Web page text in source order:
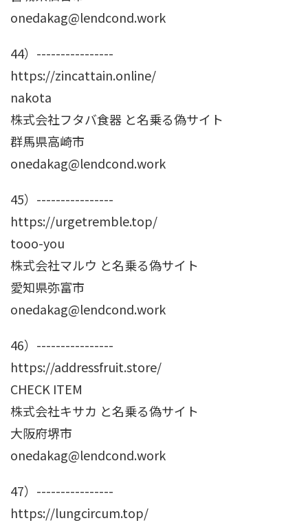
onedakag@lendcond.work
44）----------------
https://zincattain.online/
nakota
株式会社フタバ食器 と名乗る偽サイト
群馬県高崎市
onedakag@lendcond.work
45）----------------
https://urgetremble.top/
tooo-you
株式会社マルウ と名乗る偽サイト
愛知県弥富市
onedakag@lendcond.work
46）----------------
https://addressfruit.store/
CHECK ITEM
株式会社キサカ と名乗る偽サイト
大阪府堺市
onedakag@lendcond.work
47）----------------
https://lungcircum.top/